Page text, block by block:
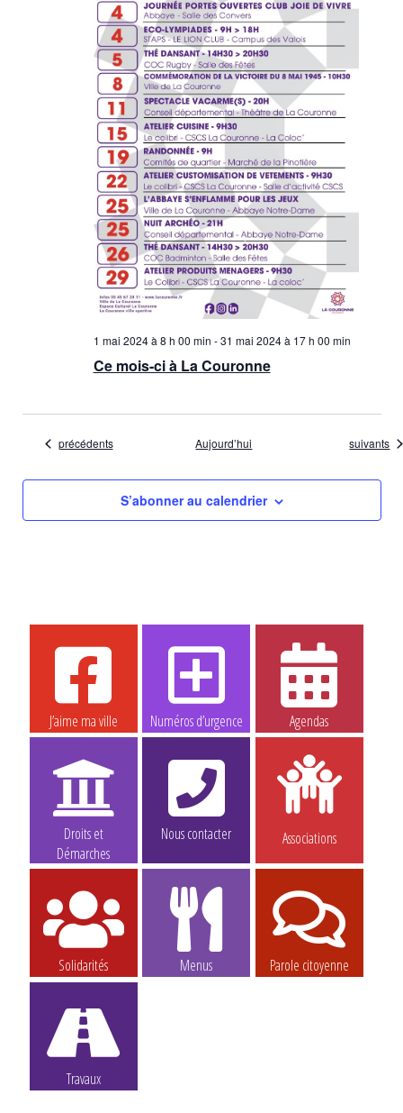
Ce mois-ci à La Couronne
1 mai 2024 à 8 h 00 min -31 mai 2024 à 17 h 00 min
Évènements
précédents Aujourd’hui suivants
S’abonner au calendrier
J’aime ma ville Numéros d’urgence Agendas
Droits et
Démarches
Nous contacter Associations
Solidarités Menus Parole citoyenne
Travaux